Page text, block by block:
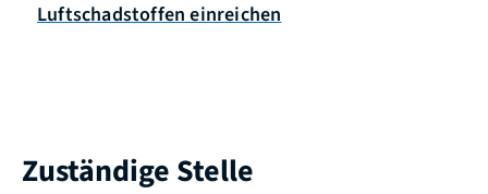
Luftschadstoffen einreichen
Zuständige Stelle